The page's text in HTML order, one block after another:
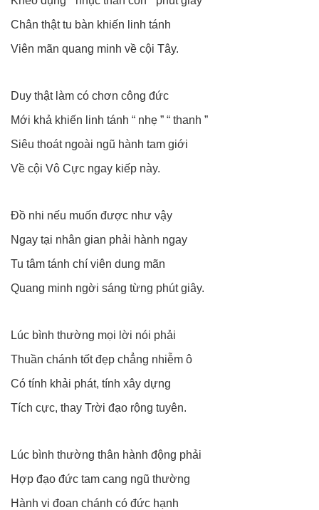
Chân thật tu bàn khiến linh tánh
Viên mãn quang minh về cội Tây.
Duy thật làm có chơn công đức
Mới khả khiến linh tánh “ nhẹ ” “ thanh ”
Siêu thoát ngoài ngũ hành tam giới
Về cội Vô Cực ngay kiếp này.
Đồ nhi nếu muốn được như vậy
Ngay tại nhân gian phải hành ngay
Tu tâm tánh chí viên dung mãn
Quang minh ngời sáng từng phút giây.
Lúc bình thường mọi lời nói phải
Thuần chánh tốt đẹp chẳng nhiễm ô
Có tính khải phát, tính xây dựng
Tích cực, thay Trời đạo rộng tuyên.
Lúc bình thường thân hành động phải
Hợp đạo đức tam cang ngũ thường
Hành vi đoan chánh có đức hạnh